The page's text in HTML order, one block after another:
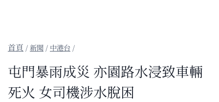
/新聞 / 中港台 /
屯門暴雨成災 亦園路水浸致車輛
死火 女司機涉水脫困